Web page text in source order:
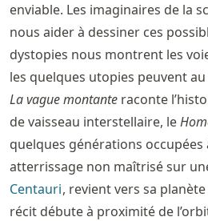
enviable. Les imaginaires de la
nous aider à dessiner ces
dystopies nous montrent les
les quelques utopies peuvent
La vague montante raconte
de vaisseau interstellaire, le
quelques générations
atterrissage non maîtrisé sur
Centauri, revient vers sa
récit débute à proximité de